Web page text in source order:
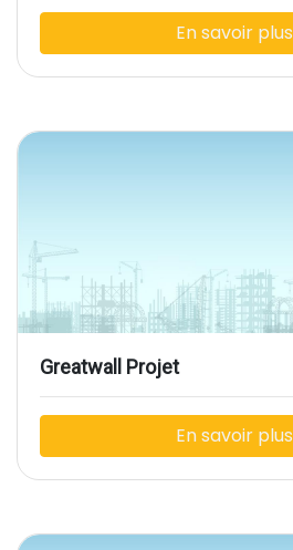
En savoir plus
Greatwall Projet
En savoir plus